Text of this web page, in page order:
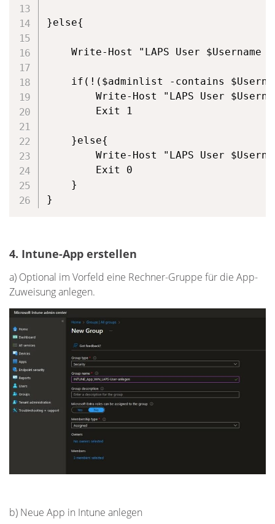
}else{
Write-Host "LAPS User $Username
if(!($adminlist -contains
Write-Host "LAPS User
        Exit 1
    }else{
Write-Host "LAPS User
        Exit 0
    }
}
4. Intune-App erstellen
a) Optional im Vorfeld eine Rechner-Gruppe für die App-
Zuweisung anlegen.
b) Neue App in Intune anlegen